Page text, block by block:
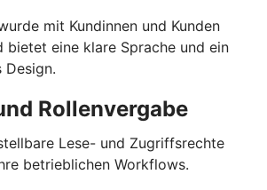
mit Kundinnen und Kunden
bietet eine klare Sprache und ein
Design.
Rollenvergabe
Lese- und Zugriffsrechte
betrieblichen Workflows.